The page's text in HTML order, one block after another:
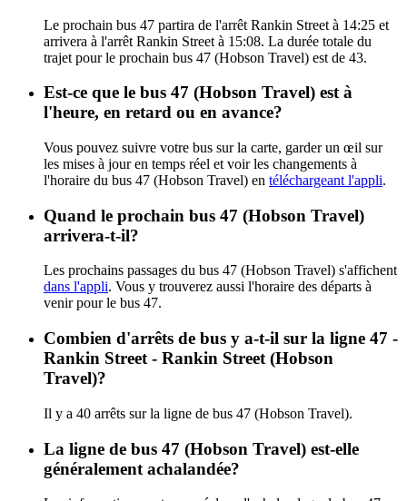
Le prochain bus 47 partira de l'arrêt Rankin Street à 14:25 et
arrivera à l'arrêt Rankin Street à 15:08. La durée totale du
trajet pour le prochain bus 47 (Hobson Travel) est de 43.
Est-ce que le bus 47 (Hobson Travel) est à
l'heure, en retard ou en avance?
Vous pouvez suivre votre bus sur la carte, garder un œil sur
les mises à jour en temps réel et voir les changements à
l'horaire du bus 47 (Hobson Travel) en téléchargeant l'appli.
Quand le prochain bus 47 (Hobson Travel)
arrivera-t-il?
Les prochains passages du bus 47 (Hobson Travel) s'affichent
dans l'appli. Vous y trouverez aussi l'horaire des départs à
venir pour le bus 47.
Combien d'arrêts de bus y a-t-il sur la ligne 47 -
Rankin Street - Rankin Street (Hobson
Travel)?
Il y a 40 arrêts sur la ligne de bus 47 (Hobson Travel).
La ligne de bus 47 (Hobson Travel) est-elle
généralement achalandée?